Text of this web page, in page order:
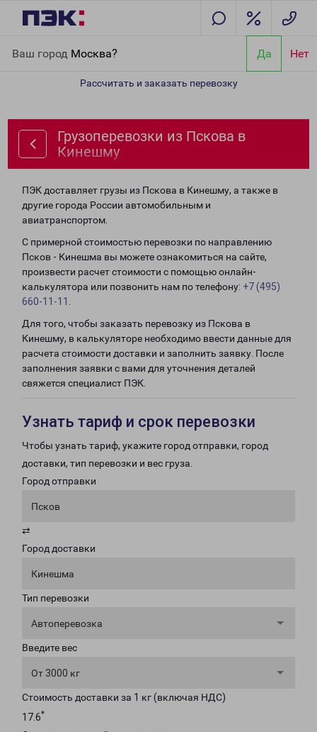
Ваш город Москва? Да Нет
Рассчитать и заказать перевозку
Грузоперевозки из Пскова в
Кинешму
ПЭК доставляет грузы из Пскова в Кинешму, а также в
другие города России автомобильным и
авиатранспортом.
С примерной стоимостью перевозки по направлению
Псков - Кинешма вы можете ознакомиться на сайте,
произвести расчет стоимости с помощью онлайн-
калькулятора или позвонить нам по телефону: +7 (495)
660-11-11
Для того, чтобы заказать перевозку из Пскова в
Кинешму, в калькуляторе необходимо ввести данные для
расчета стоимости доставки и заполнить заявку. После
заполнения заявки с вами для уточнения деталей
свяжется специалист ПЭК.
Узнать тариф и срок перевозки
Чтобы узнать тариф, укажите город отправки, город
доставки, тип перевозки и вес груза.
Город отправки
Псков
⇄
Город доставки
Кинешма
Тип перевозки
Автоперевозка
Введите вес
От 3000 кг
Стоимость доставки за 1 кг (включая НДС)
17.6*